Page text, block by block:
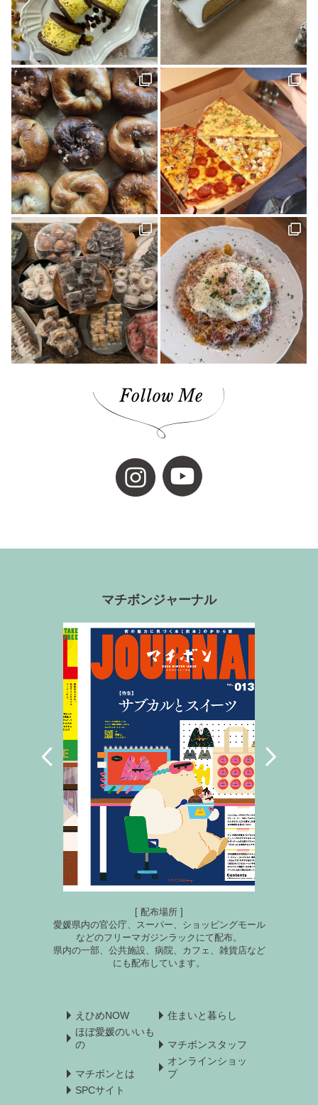
mayudama(1)
大洲市(1) 砥部焼(2)
愛媛社会福祉協議会(1)
愛媛デザイナーズハウス(9)
今治市(3) 観光(4) 先進医療(1)
VOL.06(1)
本(7)
予土線駅前マルシェ(1) アイスクリーム(1) 80年代(2)
第二弾(2)
おそとごはん(1)
大街道(1) forkids(1)
福祉(1)
技と心でつくるみかんジュース(1)
愛媛さくらひめシリーズ(1)
歴史(2)
cocochi 藤岡萬建設(1)
内原 由季さん(1) 本の轍(7)
佐田岬半島(1)
スイーツ(4)
昭和レトロ(2) 店(1) マチボン for kids vol.02(1)
工芸(1)
お弁当(1)
みかん(1) 濵田農園(1) 日本酒(1)
グランピング(1)
大膳歯科医院(2)
暖炉のある暮らし(1) 子育て世代(1)
お出かけ(1)
ロールケーキ(1)
柑橘(1) 生活道具(1) ミロコカフェ(1)
松山市(26)
ライフスタイル(1)
愛媛みかん(1)
無添加ジュース「きわみ」(1)
ほろよいフェスタ2023(1)
霧の森・高原(1)
しまのぱんかふぇ tetote(1)
暮らし探訪(1)
パッシブハウス(1) 平屋(1) 抹茶(1)
ジュース(1)
雑貨(1)
毎日のおいしいもの まとか(1) さんさん物語(1)
子ども(1)
未来へのかたち(1)
デザイナーズハウス(3)
おのクリニック(1)
大西水引(1)
みさき果樹園(1)
シェアハウス&民泊ゲストハウス(1)
道の駅(2)
ONLY ONE STYLE 昭和建設 一級建築士事務所(1)
ミルク(1)
高級(1)
喫茶店(2) マチボン 高知 vol.01(1) 高松(1)
コーヒー(1)
砥部(1)
メディカル(3) 宇和島市(2) 水引(1)
しまのぱんかふぇtetote(1)
平野 裕子さん(1)
奥伊予街道(2) 建築(1) 牛乳(1)
紅まどんな(1)
裏道(1)
高知(2) 東予(1) 珈琲(1) グリーン(1)
心地よい場所(3)
ショップ(1)
アクセサリー(1) 島のパン屋(1)
暮らしの設計デザイナー(1)
マチボンジャーナル
[ 配布場所 ]
愛媛県内の官公庁、スーパー、ショッピングモール
などのフリーマガジンラックにて配布。
県内の一部、公共施設、病院、カフェ、雑貨店など
にも配布しています。
えひめNOW
住まいと暮らし
ほぼ愛媛のいいも
の
マチボンスタッフ
マチボンとは
オンラインショッ
プ
SPCサイト